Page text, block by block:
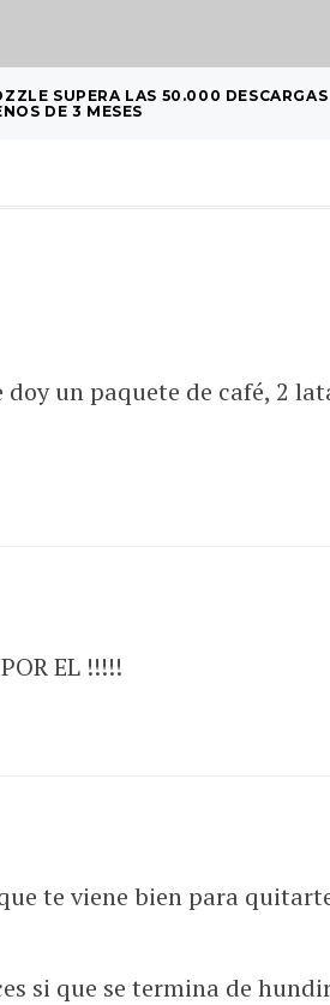
SUPERA LAS 50.000 DESCARGAS
DE 3 MESES
un paquete de café, 2
EL !!!!!
te viene bien para
si que se termina de